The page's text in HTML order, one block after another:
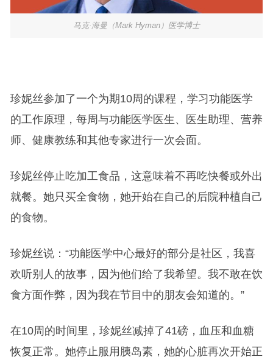
马克·海曼（Mark Hyman）医学博士
珍妮丝参加了一个为期10周的课程，学习功能医学
的工作原理，每周与功能医学医生、医生助理、营养
师、健康教练和其他专家进行一次会面。
珍妮丝停止吃加工食品，这意味着不再吃快餐或外出
就餐。她只买全食物，她开始在自己的后院种植自己
的食物。
珍妮丝说：“功能医学中心最好的部分是社区，我喜
欢听别人的故事，因为他们给了我希望。我不敢在饮
食方面作弊，因为我在节目中的朋友会知道的。”
在10周的时间里，珍妮丝减掉了41磅，血压和血糖
恢复正常。她停止服用胰岛素，她的心脏再次开始正